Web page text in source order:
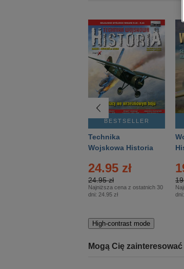
kobiece, lifestyle, kultura
BESTSELLER
Technika
Wojskowa Historia
24.95 zł
24.95 zł
Najniższa cena z ostatnich 30
dni: 24.95 zł
–
dni:
High-contrast mode
Mogą Cię zainteresować